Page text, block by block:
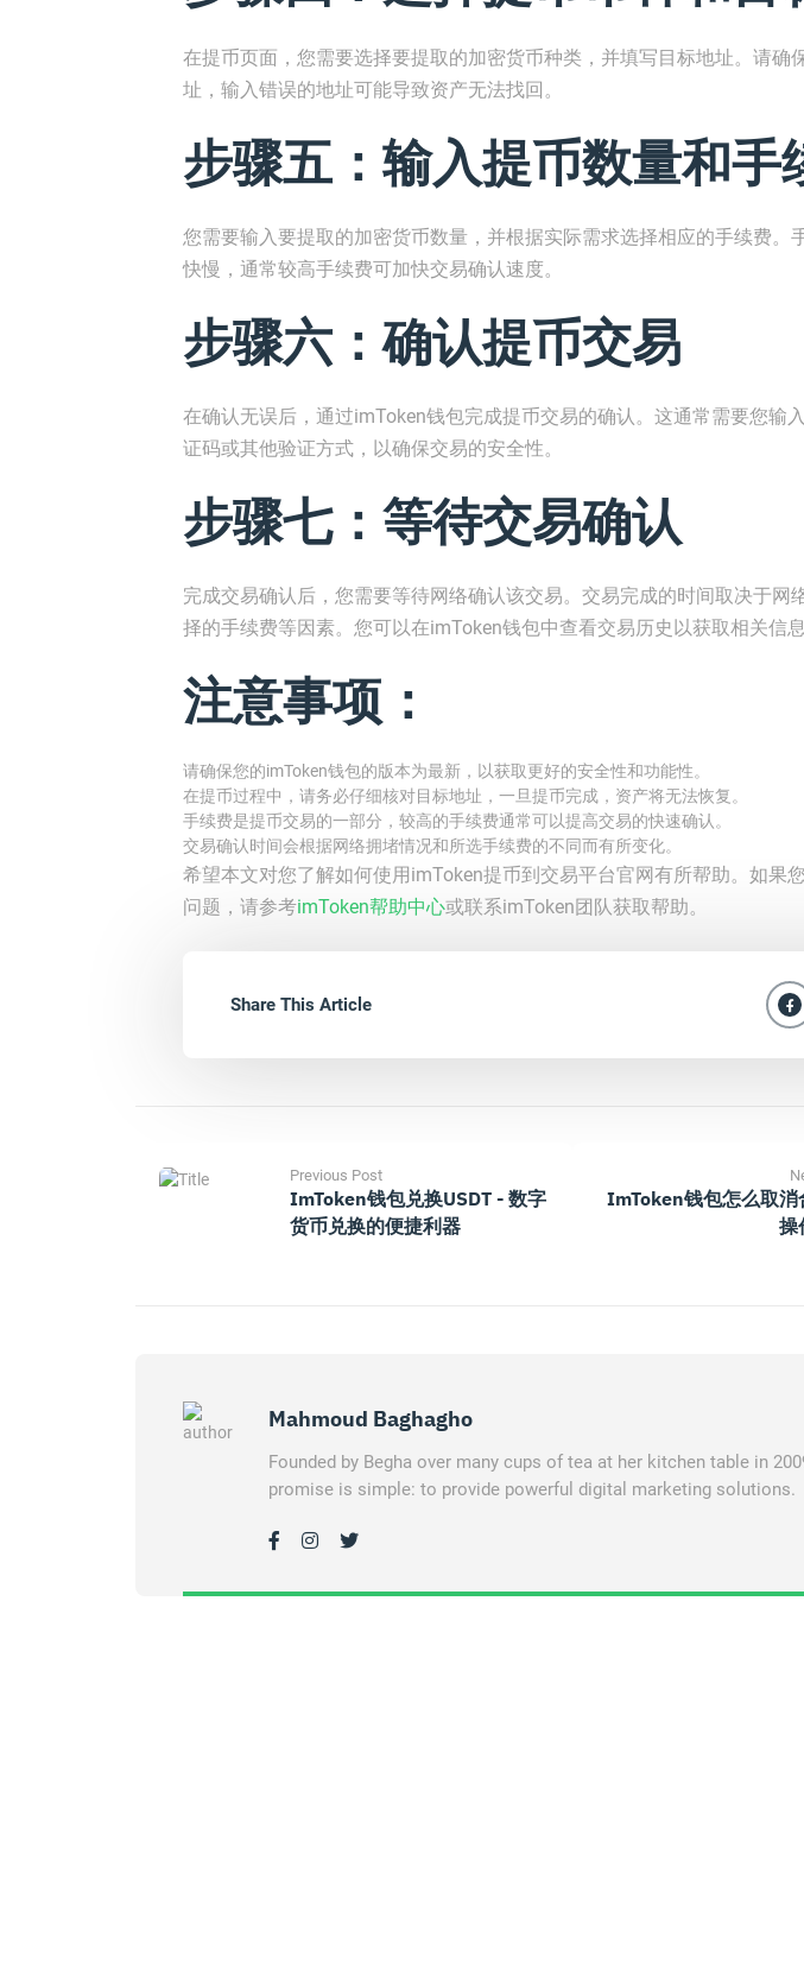
在提币页面，您需要选择要提取的加密货币种类，并填写目标地址。请确
址，输入错误的地址可能导致资产无法找回。
步骤五：输入提币数量和手
您需要输入要提取的加密货币数量，并根据实际需求选择相应的手续费。
快慢，通常较高手续费可加快交易确认速度。
步骤六：确认提币交易
在确认无误后，通过imToken钱包完成提币交易的确认。这通常需要您输
证码或其他验证方式，以确保交易的安全性。
步骤七：等待交易确认
完成交易确认后，您需要等待网络确认该交易。交易完成的时间取决于网
择的手续费等因素。您可以在imToken钱包中查看交易历史以获取相关信息
注意事项：
请确保您的imToken钱包的版本为最新，以获取更好的安全性和功能性。
在提币过程中，请务必仔细核对目标地址，一旦提币完成，资产将无法恢复。
手续费是提币交易的一部分，较高的手续费通常可以提高交易的快速确认。
交易确认时间会根据网络拥堵情况和所选手续费的不同而有所变化。
希望本文对您了解如何使用imToken提币到交易平台官网有所帮助。如果
问题，请参考imToken帮助中心或联系imToken团队获取帮助。
Share This Article
Previous Post
ImToken钱包兑换USDT - 数字
货币兑换的便捷利器
ImToken钱包怎么取消
操
Mahmoud Baghagho
Founded by Begha over many cups of tea at her kitchen table in
promise is simple: to provide powerful digital marketing solutions.